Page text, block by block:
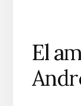
El